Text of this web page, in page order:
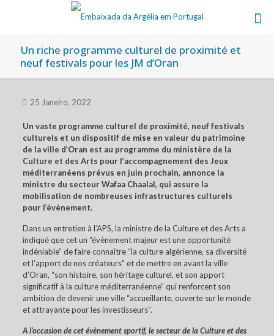
Un riche programme culturel de proximité et
neuf festivals pour les JM d’Oran
25 Janeiro, 2022
Un vaste programme culturel de proximité, neuf festivals
culturels et un dispositif de mise en valeur du patrimoine
de la ville d’Oran est au programme du ministère de la
Culture et des Arts pour l’accompagnement des Jeux
méditerranéens prévus en juin prochain, annonce la
ministre du secteur Wafaa Chaalal, qui assure la
mobilisation de nombreuses infrastructures culturels
pour l’évènement.
Dans un entretien à l’APS, la ministre de la Culture et des Arts a
indiqué que cet un “évènement majeur est une opportunité
indéniable” de faire connaître “la culture algérienne, sa diversité
et l’apport de nos créateurs” et de mettre en avant la ville
d’Oran, “son histoire, son héritage culturel, et son apport
significatif à la culture méditerranéenne” qui renforcent son
ambition de devenir une ville “accueillante, ouverte sur le monde
et attrayante pour les investisseurs”.
A l’occasion de cet évènement sportif, le secteur de la Culture et des